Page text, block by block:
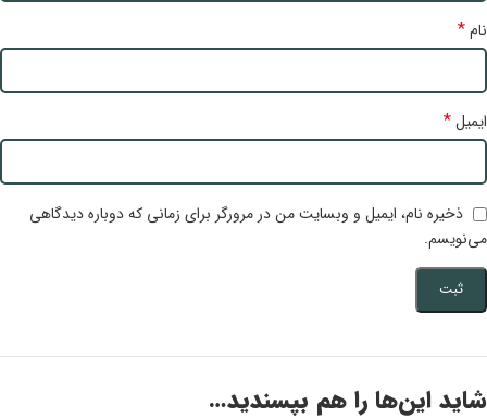
نام*
ایمیل*
ذخیره نام، ایمیل و وبسایت من در مرورگر برای زمانی که دوباره دیدگاهی
می‌نویسم.
شاید این‌ها را هم بپسندید…